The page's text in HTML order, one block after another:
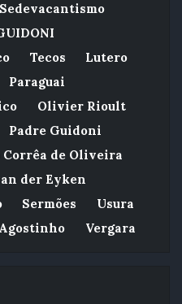
Sedevacantismo
Tecos
Lutero
Paraguai
Olivier Rioult
Padre Guidoni
de Oliveira
der Eyken
Sermões
Usura
Vergara